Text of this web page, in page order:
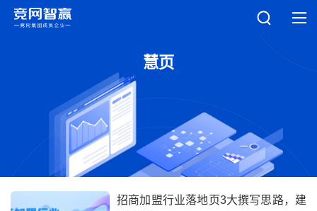
慧页
招商加盟行业落地页3大撰写思路，建